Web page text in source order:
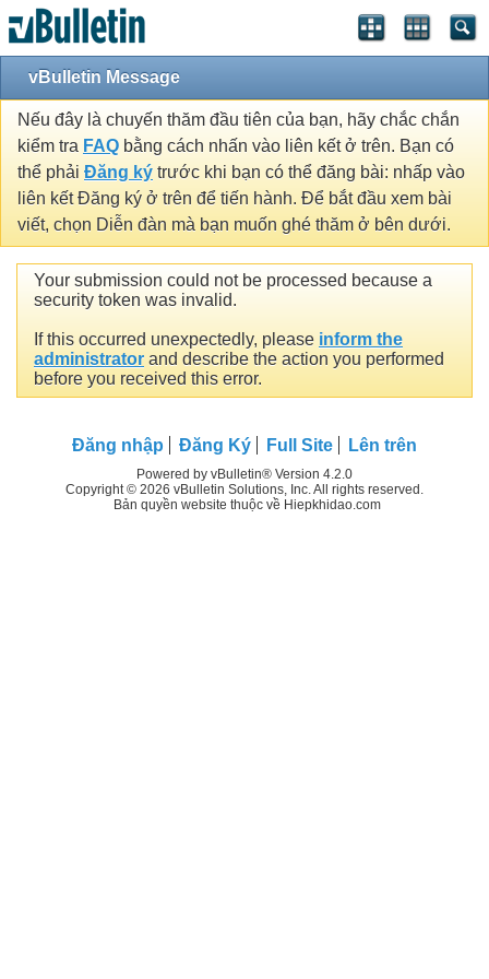
vBulletin Message
Nếu đây là chuyến thăm đầu tiên của bạn, hãy chắc chắn
kiểm tra FAQ bằng cách nhấn vào liên kết ở trên. Bạn có
thể phải Đăng ký trước khi bạn có thể đăng bài: nhấp vào
liên kết Đăng ký ở trên để tiến hành. Để bắt đầu xem bài
viết, chọn Diễn đàn mà bạn muốn ghé thăm ở bên dưới.
Your submission could not be processed because a
security token was invalid.
If this occurred unexpectedly, please inform the
administrator and describe the action you performed
before you received this error.
Đăng nhập Đăng Ký Full Site Lên trên
Powered by vBulletin® Version 4.2.0
Copyright © 2026 vBulletin Solutions, Inc. All rights reserved.
Bản quyền website thuộc về Hiepkhidao.com